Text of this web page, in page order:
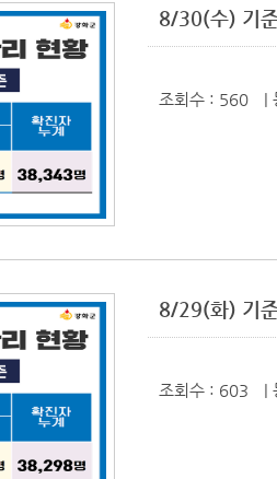
8/30(수) 기
조회수 : 560 |
8/29(화) 기
조회수 : 603